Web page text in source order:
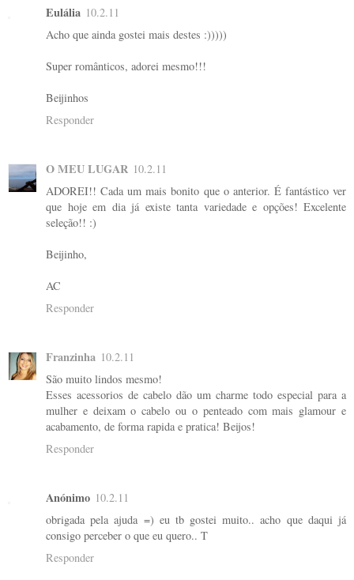
Eulália 10.2.11
Acho que ainda gostei mais destes :)))))
Super românticos, adorei mesmo!!!
Beijinhos
Responder
O MEU LUGAR 10.2.11
ADOREI!! Cada um mais bonito que o anterior. É fantástico ver
que hoje em dia já existe tanta variedade e opções! Excelente
seleção!! :)
Beijinho,
AC
Responder
Franzinha 10.2.11
São muito lindos mesmo!
Esses acessorios de cabelo dão um charme todo especial para a
mulher e deixam o cabelo ou o penteado com mais glamour e
acabamento, de forma rapida e pratica! Beijos!
Responder
Anónimo 10.2.11
obrigada pela ajuda =) eu tb gostei muito.. acho que daqui já
consigo perceber o que eu quero.. T
Responder